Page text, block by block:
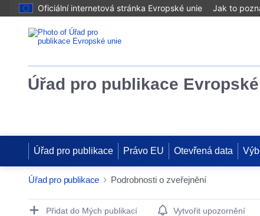
Oficiální internetová stránka Evropské unie Jak to
Úřad pro publikace
Úřad pro publikace Právo EU Otevřená data
Úřad pro publikace Podrobnosti o zveřejnění
Publication Detail Actions Portlet
Přidat do Mých publikací Vytvořit upozornění